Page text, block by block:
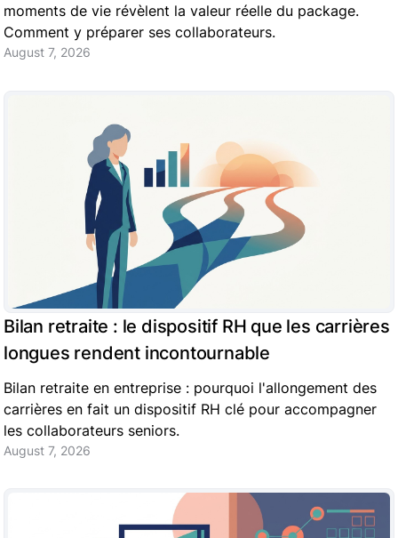
moments de vie révèlent la valeur réelle du package.
Comment y préparer ses collaborateurs.
August 7, 2026
Bilan retraite : le dispositif RH que les carrières
longues rendent incontournable
Bilan retraite en entreprise : pourquoi l'allongement des
carrières en fait un dispositif RH clé pour accompagner
les collaborateurs seniors.
August 7, 2026